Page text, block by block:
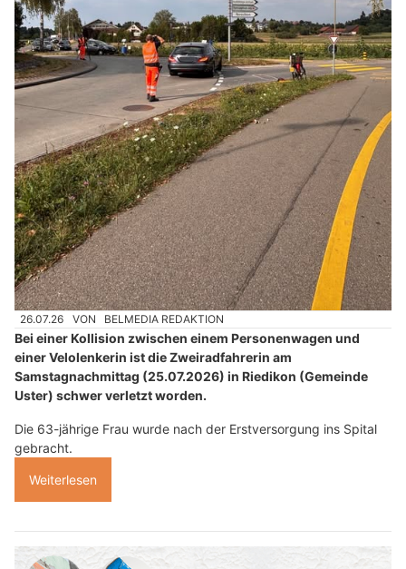
26.07.26 VON BELMEDIA REDAKTION
Bei einer Kollision zwischen einem Personenwagen und
einer Velolenkerin ist die Zweiradfahrerin am
Samstagnachmittag (25.07.2026) in Riedikon (Gemeinde
Uster) schwer verletzt worden.
Die 63-jährige Frau wurde nach der Erstversorgung ins Spital
gebracht.
Weiterlesen